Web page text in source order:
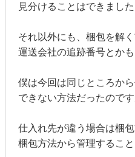
見分けることはできました
それ以外にも、梱包を解
運送会社の追跡番号とかも
僕は今回は同じところか
できない方法だったので
仕入れ先が違う場合は梱
梱包方法から管理すること